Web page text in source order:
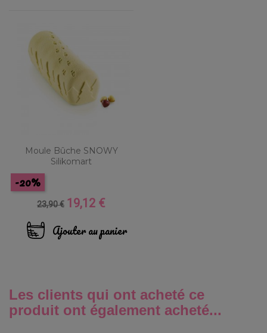
Moule Bûche SNOWY
Silikomart
Prix
base
23,90 €
-20%
Prix
19,12 €
Ajouter au panier
Les clients qui ont acheté ce
produit ont également acheté...